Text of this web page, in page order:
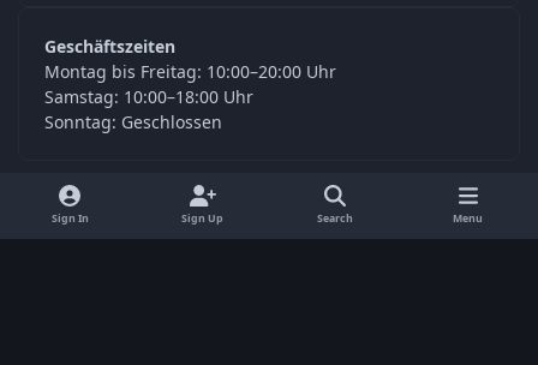
Geschäftszeiten
Montag bis Freitag: 10:00–20:00 Uhr
Samstag: 10:00–18:00 Uhr
Sonntag: Geschlossen
o
f
a
Sign In Sign Up Search Menu